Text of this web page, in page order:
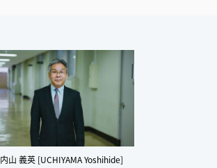
内山 義英 [UCHIYAMA Yoshihide]